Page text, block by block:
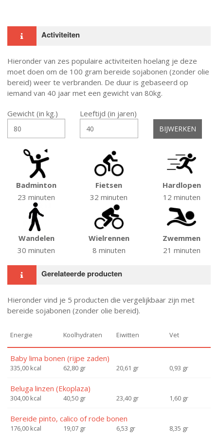
Activiteiten
Hieronder van zes populaire activiteiten hoelang je deze
moet doen om de 100 gram bereide sojabonen (zonder olie
bereid) weer te verbranden. De duur is gebaseerd op
iemand van 40 jaar met een gewicht van 80kg.
Gewicht (in kg.) Leeftijd (in jaren)
Badminton
23 minuten
Fietsen
32 minuten
Hardlopen
12 minuten
Wandelen
30 minuten
Wielrennen
8 minuten
Zwemmen
21 minuten
Gerelateerde producten
Hieronder vind je 5 producten die vergelijkbaar zijn met
bereide sojabonen (zonder olie bereid).
Energie Koolhydraten Eiwitten Vet
Baby lima bonen (rijpe zaden)
335,00 kcal 62,80 gr 20,61 gr 0,93 gr
Beluga linzen (Ekoplaza)
304,00 kcal 40,50 gr 23,40 gr 1,60 gr
Bereide pinto, calico of rode bonen
176,00 kcal 19,07 gr 6,53 gr 8,35 gr